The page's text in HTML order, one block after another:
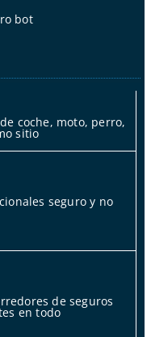
bot
coche, moto, perro,
sitio
seguro y no
de seguros
en todo